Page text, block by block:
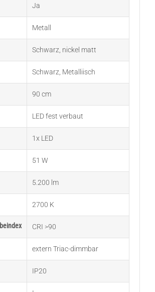
Ja
Metall
Schwarz nickel matt
Schwarz Metalliisch
90 cm
LED fest verbaut
1x LED
51 W
5.200 lm
2700 K
CRI >90
extern Triac-dimmbar
IP20